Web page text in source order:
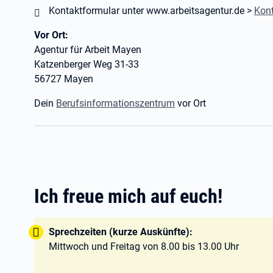
Kontaktformular unter www.arbeitsagentur.de >
Vor Ort:
Agentur für Arbeit Mayen
Katzenberger Weg 31-33
56727 Mayen
Dein Berufsinformationszentrum vor Ort
Ich freue mich auf euch!
Tipp:
Sprechzeiten (kurze Auskünfte):
Mittwoch und Freitag von 8.00 bis 13.00 Uhr